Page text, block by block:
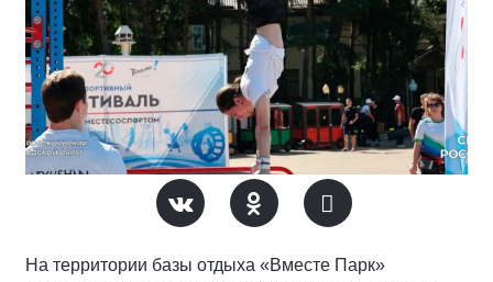
На территории базы отдыха «Вместе Парк»